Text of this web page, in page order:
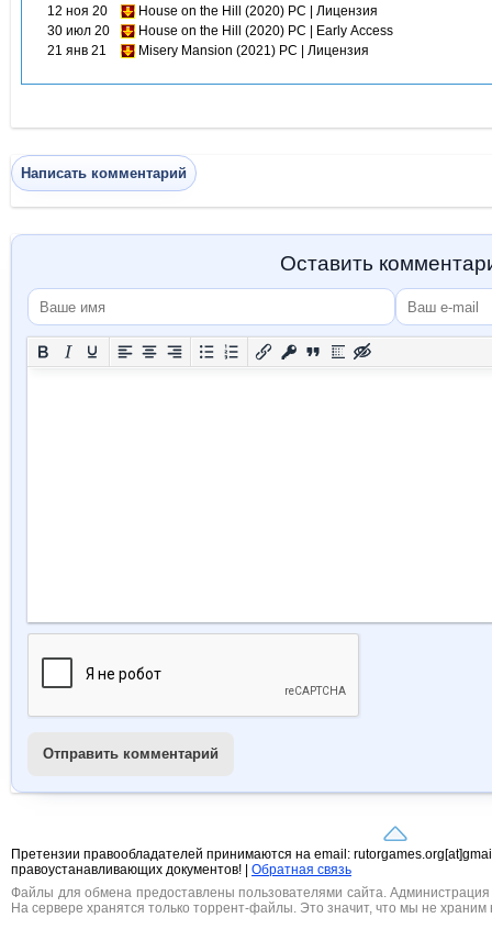
12 ноя 20
House on the Hill (2020) PC | Лицензия
30 июл 20
House on the Hill (2020) PC | Early Access
21 янв 21
Misery Mansion (2021) PC | Лицензия
Написать комментарий
Оставить
Отправить комментарий
Претензии правообладателей принимаются на email:
правоустанавливающих документов! |
Обратная связь
Файлы для обмена предоставлены пользователями сайта. Администрация
На сервере хранятся только торрент-файлы. Это значит, что мы не